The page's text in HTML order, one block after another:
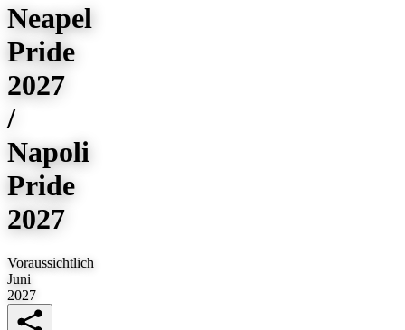
Neapel
Pride
2027
/
Napoli
Pride
2027
Voraussichtlich
Juni
2027